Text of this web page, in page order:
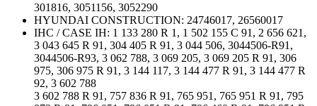
301816, 3051156, 3052290
HYUNDAI CONSTRUCTION: 24746017, 26560017
IHC / CASE IH: 1 133 280 R 1, 1 502 155 C 91, 2 656 621,
3 043 645 R 91, 304 405 R 91, 3 044 506, 3044506-R91,
3044506-R93, 3 062 788, 3 069 205, 3 069 205 R 91, 306
975, 306 975 R 91, 3 144 117, 3 144 477 R 91, 3 144 477 R
92, 3 602 788
3 602 788 R 91, 757 836 R 91, 765 951, 765 951 R 91, 795